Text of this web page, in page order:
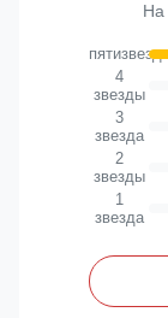
На
4
звезды
3
звезда
2
звезды
1
звезда